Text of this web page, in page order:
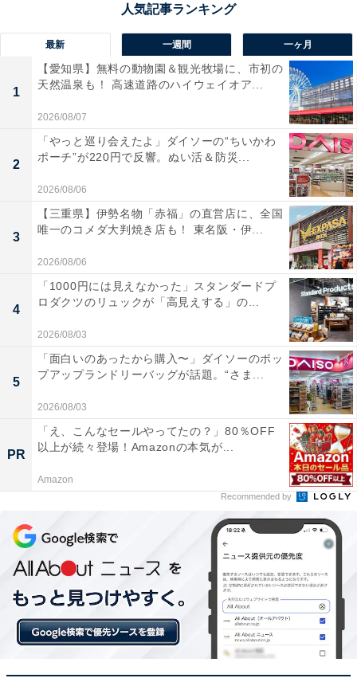
くるので、住居費を除いた15万3464円が回答者の属性に
近い平均生活費ということになります。
実家を出るかどうかについて尋ねると、「45までには出
たい」とのこと。恋愛や結婚願望については「ありま
す」と回答しました。
「このまま家を出ていいのか悩む」
現在、実家暮らしを選んでいる理由は「交通の便がよい
から実家を出る機会がなかった。仕事も忙しく、なかな
か家事ができなかった」と言います。
さらに、「今のお給料で一人暮らしが厳しいため、転職
した際に一人暮らしをしようと思っているが、親が高齢
になってきているためこのまま家を出ていいのかも悩ん
でいる」と続けました。
最新 一週間 一ヶ月
1
【愛知県】無料の動物園＆観光牧場に、市初の
天然温泉も！ 高速道路のハイウェイオア...
2026/08/07
2
「やっと巡り会えたよ」ダイソーの“ちいかわ
ポーチ”が220円で反響。ぬい活＆防災...
2026/08/06
3
【三重県】伊勢名物「赤福」の直営店に、全国
唯一のコメダ大判焼き店も！ 東名阪・伊...
2026/08/06
4
「1000円には見えなかった」スタンダードプ
ロダクツのリュックが「高見えする」の...
2026/08/03
5
「面白いのあったから購入〜」ダイソーのポッ
プアップランドリーバッグが話題。“さま...
2026/08/03
PR
「え、こんなセールやってたの？」80％OFF
以上が続々登場！Amazonの本気が...
Amazon
Recommended by